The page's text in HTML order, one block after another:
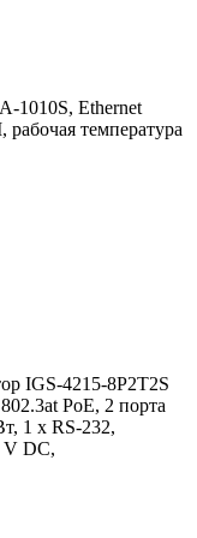
1010S, Ethernet
температура
IGS-4215-8P2T2S
PoE, 2 порта
1 x RS-232,
V DC,